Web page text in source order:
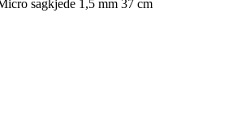
sagkjede 1,5 mm 37 cm